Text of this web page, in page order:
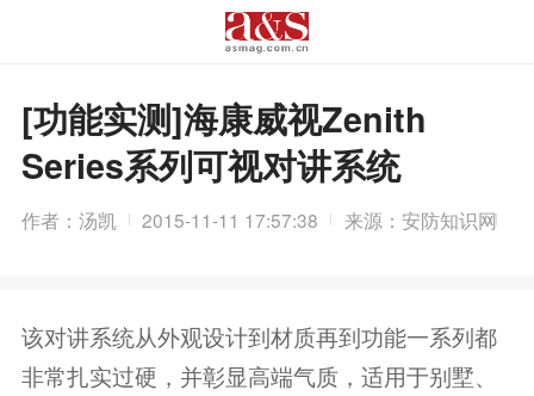
[功能实测]海康威视Zenith
Series系列可视对讲系统
作者：汤凯 2015-11-11 17:57:38 来源：安防知识网
该对讲系统从外观设计到材质再到功能一系列都
非常扎实过硬，并彰显高端气质，适用于别墅、